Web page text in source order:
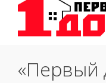
«Первый